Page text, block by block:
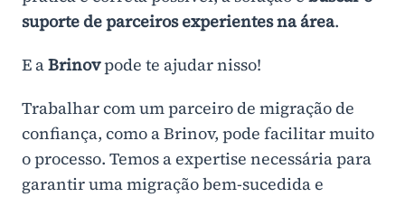
suporte de parceiros experientes na área.
E aBrinovpode te ajudar nisso!
Trabalhar com um parceiro de migração de
confiança, como a Brinov, pode facilitar muito
o processo. Temos a expertise necessária para
garantir uma migração bem-sucedida e